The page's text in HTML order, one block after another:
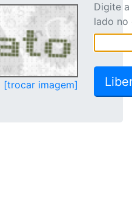
[trocar imagem]
Digite
lado no